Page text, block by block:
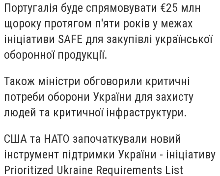
Португалія буде спрямовувати €25 млн
щороку протягом п'яти років у межах
ініціативи SAFE для закупівлі української
оборонної продукції.
Також міністри обговорили критичні
потреби оборони України для захисту
людей та критичної інфраструктури.
США та НАТО започаткували новий
інструмент підтримки України - ініціативу
Prioritized Ukraine Requirements List